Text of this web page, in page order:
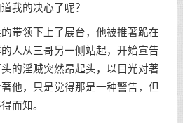
我的决心了呢？
领下上了展台，他被推著跪在
人从三哥另一侧站起，开始宣告
的淫贼突然昂起头，以目光对著
他，只是觉得那是一种警告，但
而知。